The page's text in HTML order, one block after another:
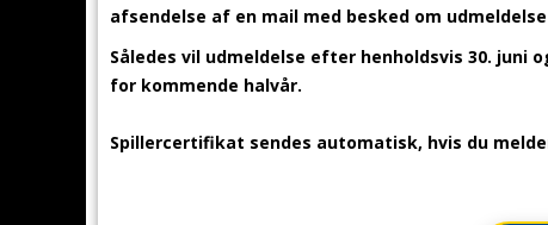
afsendelse af en mail med besked om
Således vil udmeldelse efter henholdsvis 30.
for kommende halvår.
Spillercertifikat sendes automatisk, hvis du